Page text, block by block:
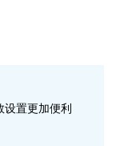
设置更加便利